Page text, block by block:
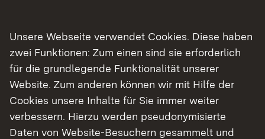
Chemikaliensicherheit
Mehr
Unsere Webseite verwendet Cookies. Diese haben
zwei Funktionen: Zum einen sind sie erforderlich
für die grundlegende Funktionalität unserer
Website. Zum anderen können wir mit Hilfe der
Cookies unsere Inhalte für Sie immer weiter
verbessern. Hierzu werden pseudonymisierte
Daten von Website-Besuchern gesammelt und